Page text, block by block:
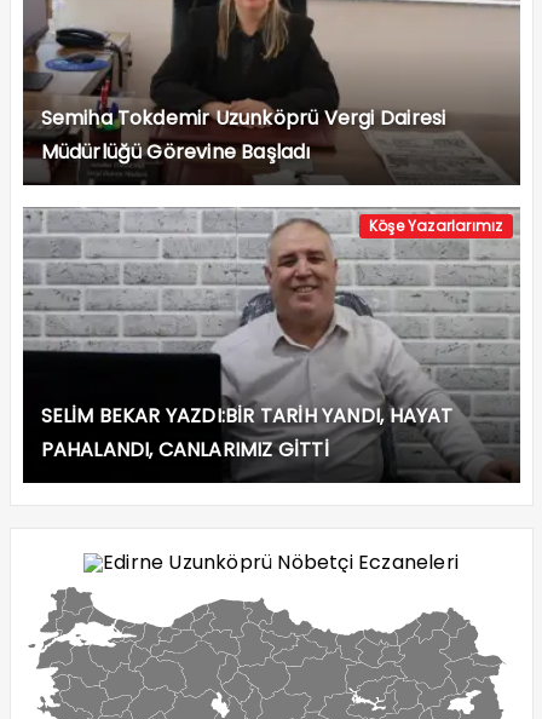
Semiha Tokdemir Uzunköprü Vergi Dairesi
Müdürlüğü Görevine Başladı
Köşe Yazarlarımız
SELİM BEKAR YAZDI:BİR TARİH YANDI, HAYAT
PAHALANDI, CANLARIMIZ GİTTİ